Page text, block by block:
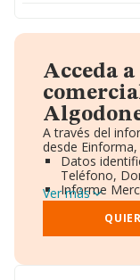
Acceda
A través del
desde
Datos
Teléfono,
Informe
Gráficos de
Consejo de
Directivos y
Ver más